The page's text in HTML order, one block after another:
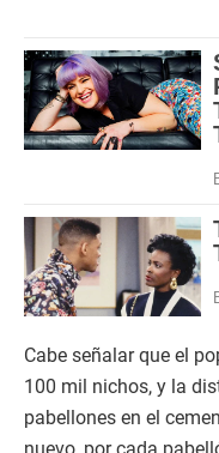
Cabe señalar que el
100 mil nichos, y la
pabellones en el